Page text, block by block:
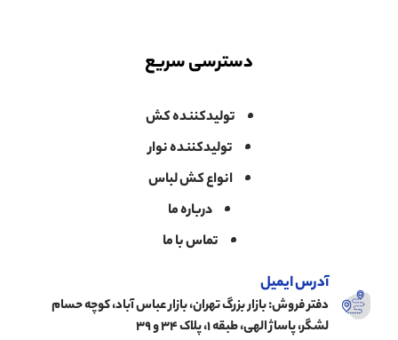
دسترسی سریع
تولیدکننده کش
تولیدکننده نوار
انواع کش لباس
درباره ما
تماس با ما
آدرس ایمیل
دفتر فروش: بازار بزرگ تهران، بازار عباس آباد، کوچه حسام
لشگر، پاساژ الهی، طبقه ۱، پلاک ۳۴ و ۳۹